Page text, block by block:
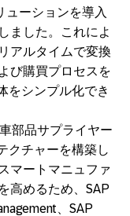
ューションを導入
ました。これによ
アルタイムで変換
び購買プロセスを
をシンプル化でき
部品サプライヤー
クチャーを構築し
マートマニュファ
高めるため、SAP
、SAP